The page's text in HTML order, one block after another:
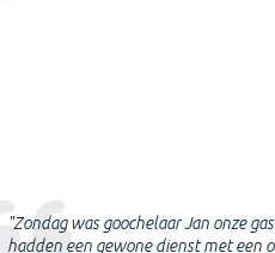
"Zondag was goochelaar Jan onze
hadden een gewone dienst met een